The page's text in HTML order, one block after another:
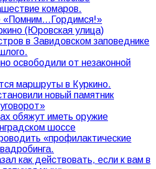
комаров.
«Помним…Гордимся!»
(Юровская улица)
в Завидовском заповеднике
освободили от незаконной
маршруты в Куркино.
новый памятник
обяжут иметь оружие
шоссе
«профилактические
как действовать, если к вам в